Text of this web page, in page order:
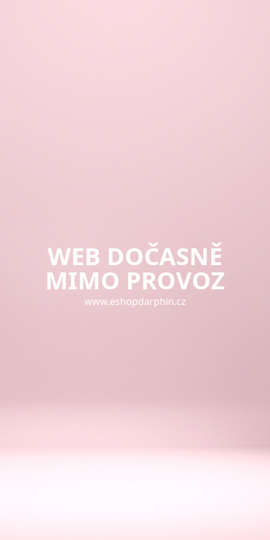
WEB DOČASNĚ
MIMO PROVOZ
www.eshopdarphin.cz